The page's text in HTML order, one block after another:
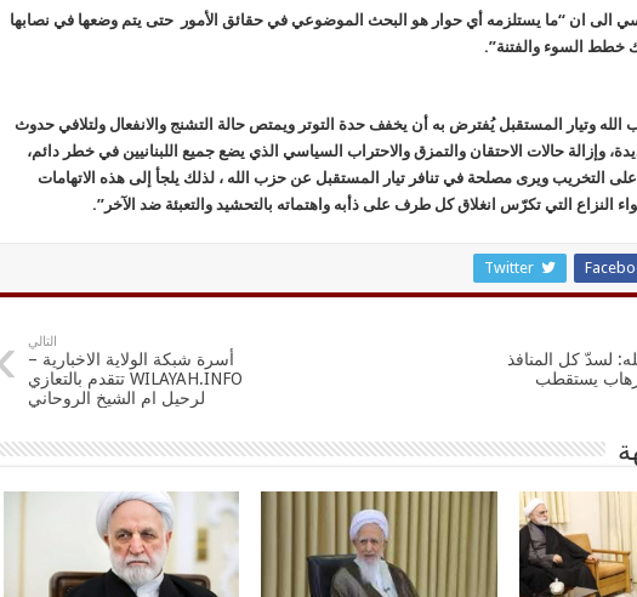
الى ان “ما يستلزمه أي حوار هو البحث الموضوعي في حقائق الأمور حتى يتم وضعها في نصابها
خطط السوء والفتنة”.
وتيار المستقبل يُفترض به أن يخفف حدة التوتر ويمتص حالة التشنج والانفعال ولتلافي حدوث
وإزالة حالات الاحتقان والتمزق والاحتراب السياسي الذي يضع جميع اللبنانيين في خطر دائم،
التخريب ويرى مصلحة في تنافر تيار المستقبل عن حزب الله ، لذلك يلجأ إلى هذه الاتهامات
النزاع التي تكرّس انغلاق كل طرف على ذأبه واهتماته بالتحشيد والتعبئة ضد الآخر”.
Twitter
لسدّ كل المنافذ
يستقطب
التالي
أسرة شبكة الولاية الاخبارية –
WILAYAH.INFO تتقدم بالتعازي
لرحيل ام الشيخ الروحاني